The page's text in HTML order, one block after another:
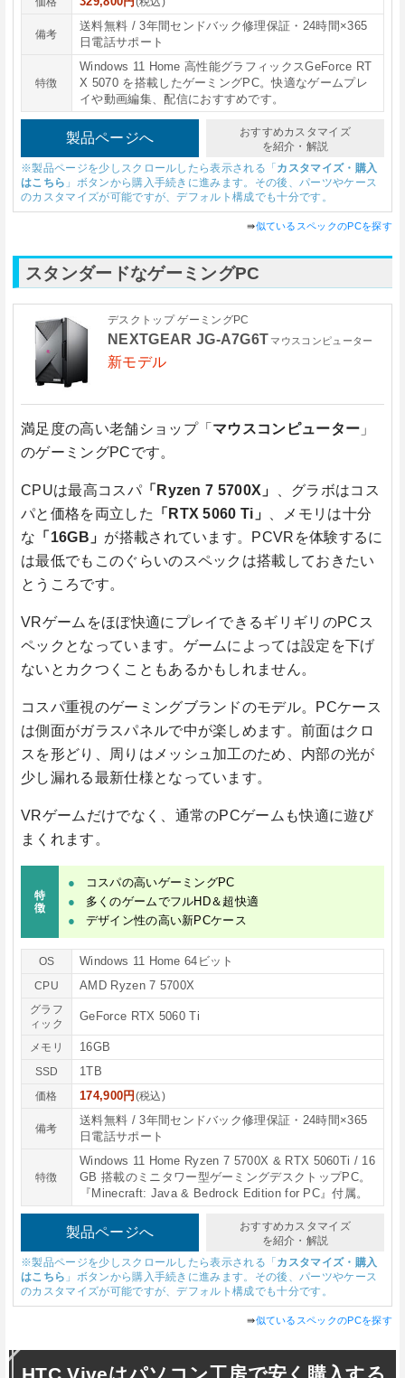
備考
送料無料 / 3年間センドバック修理保証・24時間×365
日電話サポート
特徴
Windows 11 Home 高性能グラフィックスGeForce RT
X 5070 を搭載したゲーミングPC。快適なゲームプレ
イや動画編集、配信におすすめです。
製品ページへ
おすすめカスタマイズ
を紹介・解説
※製品ページを少しスクロールしたら表示される「 カスタマイズ・購入
はこちら 」ボタンから購入手続きに進みます。その後、パーツやケース
のカスタマイズが可能ですが、デフォルト構成でも十分です。
⇛似ているスペックのPCを探す
スタンダードなゲーミングPC
デスクトップ ゲーミングPC
NEXTGEAR JG-A7G6T マウスコンピューター
新モデル
満足度の高い老舗ショップ「 マウスコンピューター 」
のゲーミングPCです。
CPUは最高コスパ「Ryzen 7 5700X」
、グラボはコス
パと価格を両立した
「RTX 5060 Ti」
、メモリは十分
な 「16GB」 が搭載されています。PCVRを体験するに
は最低でもこのぐらいのスペックは搭載しておきたい
とうころです。
VRゲームをほぼ快適にプレイできるギリギリのPCス
ペックとなっています。ゲームによっては設定を下げ
ないとカクつくこともあるかもしれません。
コスパ重視のゲーミングブランドのモデル。PCケース
は側面がガラスパネルで中が楽しめます。前面はクロ
スを形どり、周りはメッシュ加工のため、内部の光が
少し漏れる最新仕様となっています。
VRゲームだけでなく、通常のPCゲームも快適に遊び
まくれます。
特
徴
コスパの高いゲーミングPC
多くのゲームでフルHD＆超快適
デザイン性の高い新PCケース
OS Windows 11 Home 64ビット
CPU AMD Ryzen 7 5700X
グラフ
ィック
GeForce RTX 5060 Ti
メモリ 16GB
SSD 1TB
価格 174,900円 (税込)
備考
送料無料 / 3年間センドバック修理保証・24時間×365
日電話サポート
特徴
Windows 11 Home Ryzen 7 5700X & RTX 5060Ti / 16
GB 搭載のミニタワー型ゲーミングデスクトップPC。
『Minecraft: Java & Bedrock Edition for PC』付属。
製品ページへ
おすすめカスタマイズ
を紹介・解説
※製品ページを少しスクロールしたら表示される「カスタマイズ・購入
はこちら 」ボタンから購入手続きに進みます。その後、パーツやケース
のカスタマイズが可能ですが、デフォルト構成でも十分です。
⇛似ているスペックのPCを探す
HTC Viveはパソコン工房で安く購入する